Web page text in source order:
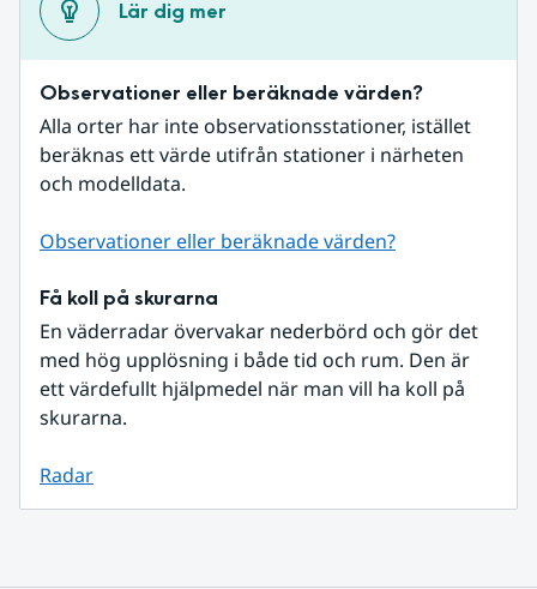
Lär dig mer
Observationer eller beräknade värden?
Alla orter har inte observationsstationer, istället
beräknas ett värde utifrån stationer i närheten
och modelldata.
Observationer eller beräknade värden?
Få koll på skurarna
En väderradar övervakar nederbörd och gör det
med hög upplösning i både tid och rum. Den är
ett värdefullt hjälpmedel när man vill ha koll på
skurarna.
Radar